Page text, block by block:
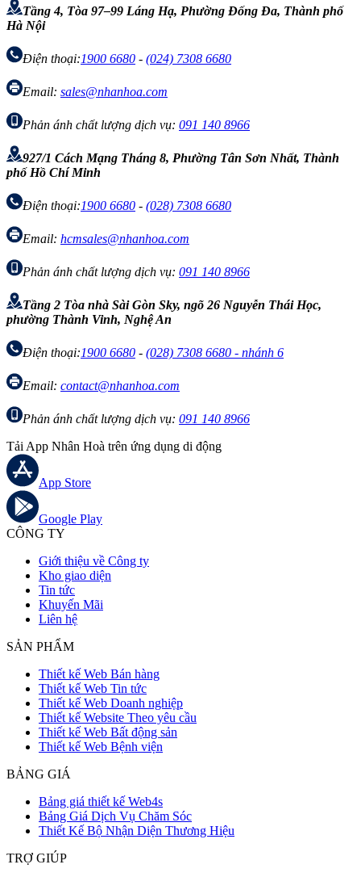
Tầng 4, Tòa 97–99 Láng Hạ, Phường Đống Đa, Thành phố
Hà Nội
Điện thoại:1900 6680 - (024) 7308 6680
Email: sales@nhanhoa.com
Phản ánh chất lượng dịch vụ: 091 140 8966
927/1 Cách Mạng Tháng 8, Phường Tân Sơn Nhất, Thành
phố Hồ Chí Minh
Điện thoại:1900 6680 - (028) 7308 6680
Email: hcmsales@nhanhoa.com
Phản ánh chất lượng dịch vụ: 091 140 8966
Tầng 2 Tòa nhà Sài Gòn Sky, ngõ 26 Nguyễn Thái Học,
phường Thành Vinh, Nghệ An
Điện thoại:1900 6680 - (028) 7308 6680 - nhánh 6
Email: contact@nhanhoa.com
Phản ánh chất lượng dịch vụ: 091 140 8966
Tải App Nhân Hoà trên ứng dụng di động
App Store
Google Play
CÔNG TY
Giới thiệu về Công ty
Kho giao diện
Tin tức
Khuyến Mãi
Liên hệ
SẢN PHẨM
Thiết kế Web Bán hàng
Thiết kế Web Tin tức
Thiết kế Web Doanh nghiệp
Thiết kế Website Theo yêu cầu
Thiết kế Web Bất động sản
Thiết kế Web Bệnh viện
BẢNG GIÁ
Bảng giá thiết kế Web4s
Bảng Giá Dịch Vụ Chăm Sóc
Thiết Kế Bộ Nhận Diện Thương Hiệu
TRỢ GIÚP